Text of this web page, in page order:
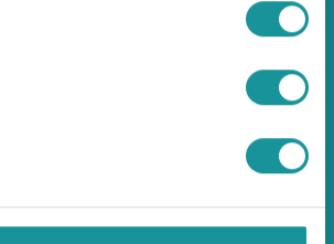
Ulykkesdatabasen.no